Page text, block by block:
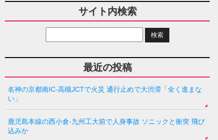
サイト内検索
最近の投稿
名神の京都南IC-高槻JCTで火災 通行止めで大渋滞「全く進まな
い」
鹿児島本線の西小倉-九州工大前で人身事故 ソニックと衝突 飛び
込みか